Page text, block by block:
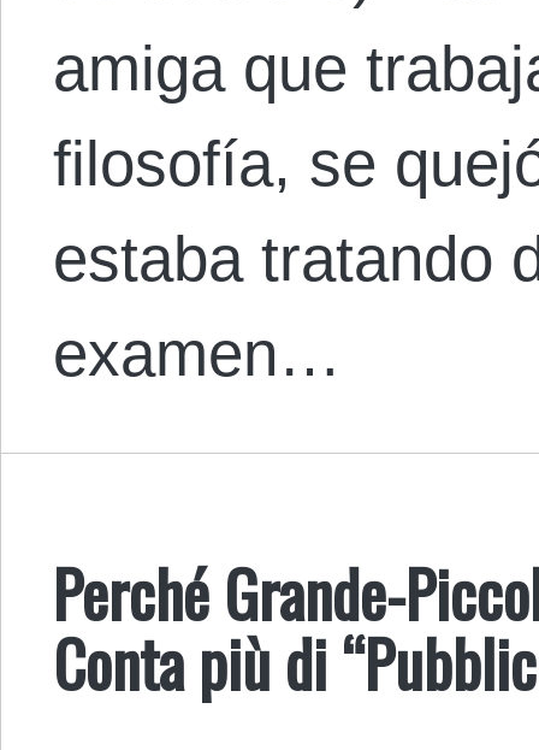
amiga que
filosofía, se
estaba tratando
examen…
Perché Grande-
Conta più di